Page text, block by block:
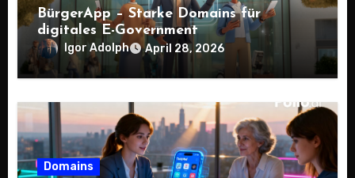
BürgerApp – Starke Domains für
digitales E-Government
Igor Adolph April 28, 2026
Domains